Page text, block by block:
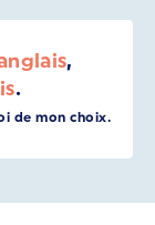
,
.
de mon choix.